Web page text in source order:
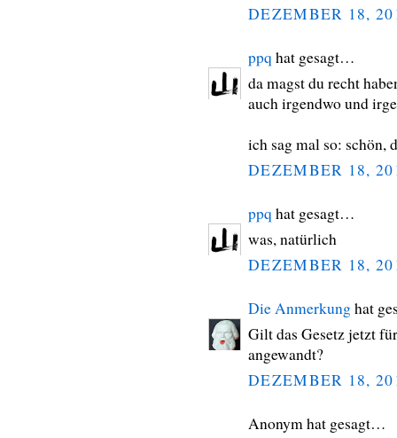
DEZEMBER 18,
ppq hat gesagt…
da magst du recht
auch irgendwo und
ich sag mal so: schön,
DEZEMBER 18,
ppq hat gesagt…
was, natürlich
DEZEMBER 18,
Die Anmerkunghat
Gilt das Gesetz jetzt
angewandt?
DEZEMBER 18,
Anonym hat gesagt…